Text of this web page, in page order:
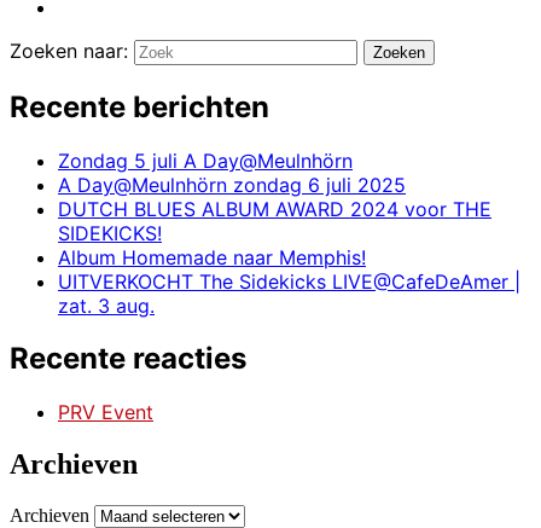
Zoeken naar: Zoeken
Recente berichten
Zondag 5 juli A Day@Meulnhörn
A Day@Meulnhörn zondag 6 juli 2025
DUTCH BLUES ALBUM AWARD 2024 voor THE
SIDEKICKS!
Album Homemade naar Memphis!
UITVERKOCHT The Sidekicks LIVE@CafeDeAmer |
zat. 3 aug.
Recente reacties
PRV Event
Archieven
Archieven